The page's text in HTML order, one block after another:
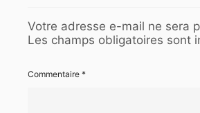
Votre adresse e-mail ne sera
Les champs obligatoires sont
Commentaire *